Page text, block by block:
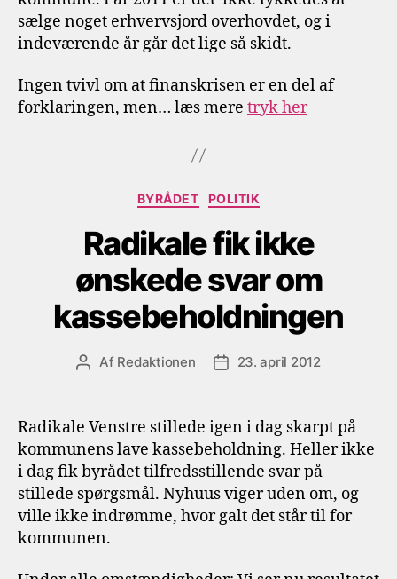
sælge noget erhvervsjord overhovdet, og i
indeværende år går det lige så skidt.
Ingen tvivl om at finanskrisen er en del af
forklaringen, men… læs mere tryk her
Kategorier
BYRÅDET POLITIK
Radikale fik ikke
ønskede svar om
kassebeholdningen
Indlægsforfatter
Af Redaktionen Indlægsdato
23. april 2012
Radikale Venstre stillede igen i dag skarpt på
kommunens lave kassebeholdning. Heller ikke
i dag fik byrådet tilfredsstillende svar på
stillede spørgsmål. Nyhuus viger uden om, og
ville ikke indrømme, hvor galt det står til for
kommunen.